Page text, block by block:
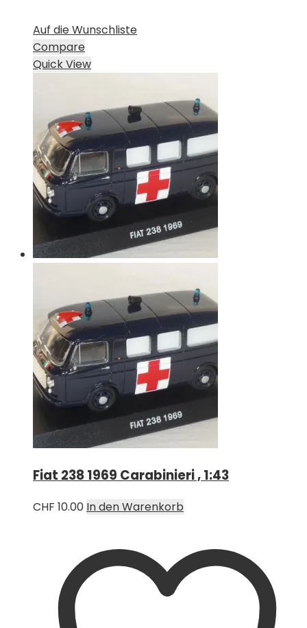
Auf die Wunschliste
Compare
Quick View
Fiat 238 1969 Carabinieri , 1:43
CHF 10.00 In den Warenkorb